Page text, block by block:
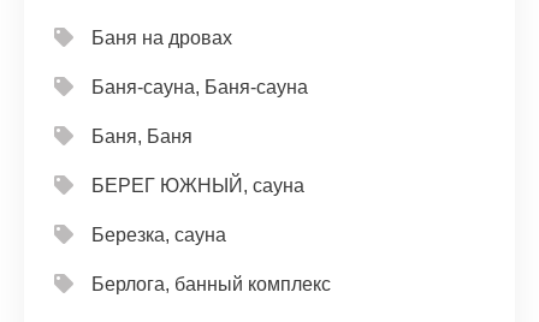
Баня на дровах
Баня-сауна, Баня-сауна
Баня, Баня
БЕРЕГ ЮЖНЫЙ, сауна
Березка, сауна
Берлога, банный комплекс